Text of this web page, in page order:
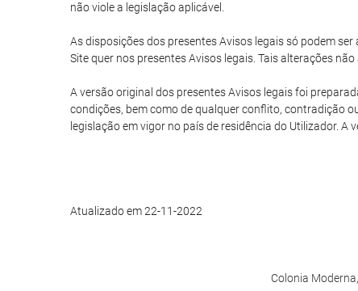
não viole a legislação aplicável.
As disposições dos presentes Avisos legais só podem
Site quer nos presentes Avisos legais. Tais alterações
A versão original dos presentes Avisos legais foi
condições, bem como de qualquer conflito, contradição
legislação em vigor no país de residência do Utilizador.
Atualizado em 22-11-2022
Colonia